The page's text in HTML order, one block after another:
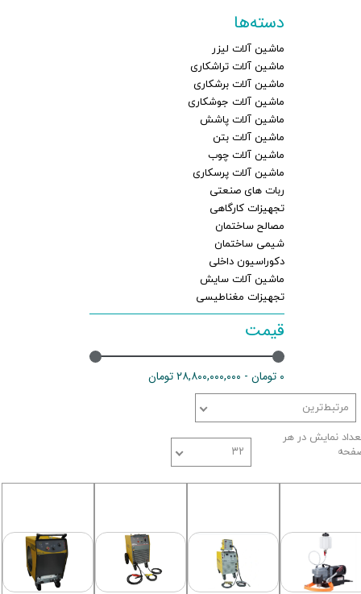
دسته‌ها
ماشین آلات لیزر
ماشین آلات تراشکاری
ماشین آلات برشکاری
ماشین آلات جوشکاری
ماشین آلات پاشش
ماشین آلات بتن
ماشین آلات چوب
ماشین آلات پرسکاری
ربات های صنعتی
تجهیزات کارگاهی
مصالح ساختمان
شیمی ساختمان
دکوراسیون داخلی
ماشین آلات سایش
تجهیزات مغناطیسی
قیمت
۰ تومان - ۲۸,۸۰۰,۰۰۰,۰۰۰ تومان
مرتبط‌ترین
نمایش در هر
۳۲